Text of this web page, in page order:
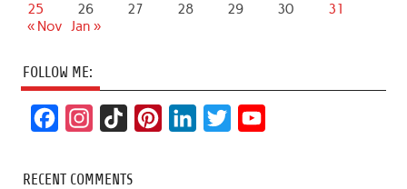
25
26 27 28 29 30
31
« Nov Jan »
FOLLOW ME:
c
s
k
RECENT COMMENTS